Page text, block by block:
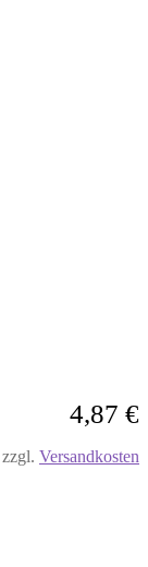
4,87 €
zzgl. Versandkosten